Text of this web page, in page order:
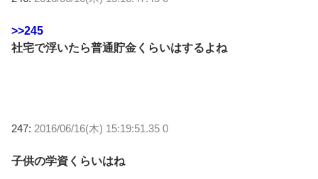
>>245
社宅で浮いたら普通貯金くらいはするよね
247: 2016/06/16(木) 15:19:51.35 0
子供の学資くらいはね